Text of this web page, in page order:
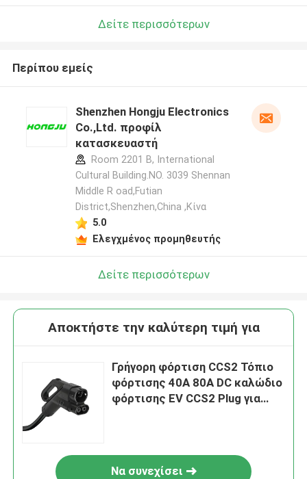
Δείτε περισσότερων
Περίπου εμείς
Shenzhen Hongju Electronics
Co.,Ltd. προφίλ
κατασκευαστή
Room 2201 B, International
Cultural Building.NO. 3039 Shennan
Middle R oad,Futian
District,Shenzhen,China ,Κίνα
5.0
Ελεγχμένος προμηθευτής
Δείτε περισσότερων
Αποκτήστε την καλύτερη τιμή για
Γρήγορη φόρτιση CCS2 Τόπιο
φόρτισης 40A 80A DC καλώδιο
φόρτισης EV CCS2 Plug για
Να συνεχίσει